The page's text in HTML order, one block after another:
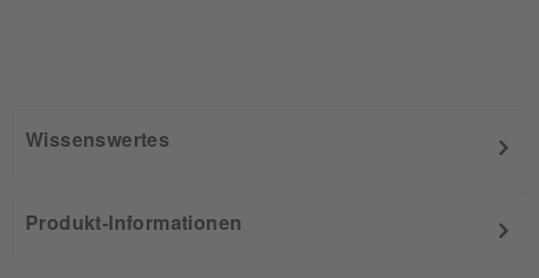
Wissenswertes
Produkt-Informationen